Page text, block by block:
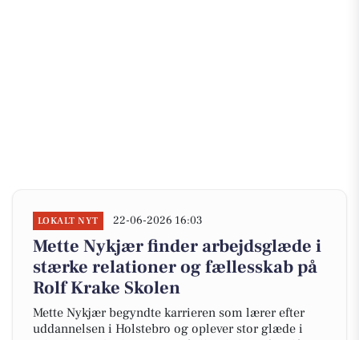
LOKALT NYT 22-06-2026 16:03
Mette Nykjær finder arbejdsglæde i
stærke relationer og fællesskab på
Rolf Krake Skolen
Mette Nykjær begyndte karrieren som lærer efter
uddannelsen i Holstebro og oplever stor glæde i